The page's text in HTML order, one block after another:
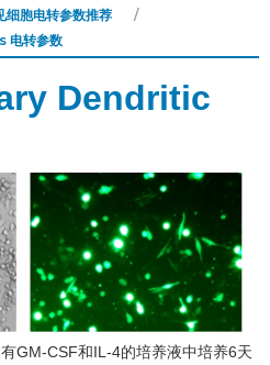
细胞电转参数推荐
转参数
Dendritic
GM-CSF和IL-4的培养液中培养6天